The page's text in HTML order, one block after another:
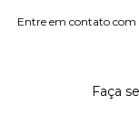
Entre em contato com
Faça